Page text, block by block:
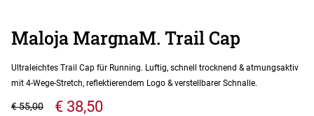
Maloja MargnaM. Trail Cap
Ultraleichtes Trail Cap für Running. Luftig, schnell trocknend & atmungsaktiv
mit 4-Wege-Stretch, reflektierendem Logo & verstellbarer Schnalle.
€ 38,50
€ 55,00